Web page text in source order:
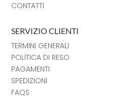
CONTATTI
SERVIZIO CLIENTI
TERMINI GENERALI
POLITICA DI RESO
PAGAMENTI
SPEDIZIONI
FAQS